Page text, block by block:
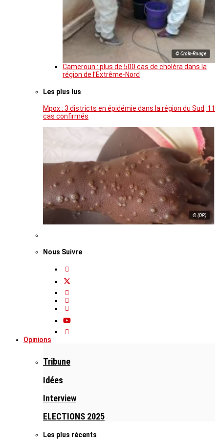
© Croix-Rouge
Cameroun : plus de 500 cas de choléra dans la
région de l’Extrême-Nord
Les plus lus
Mpox : 3 districts en épidémie dans la région du Sud, 11
cas confirmés
© (DR)
Nous Suivre
Opinions
Tribune
Idées
Interview
ELECTIONS 2025
Les plus récents